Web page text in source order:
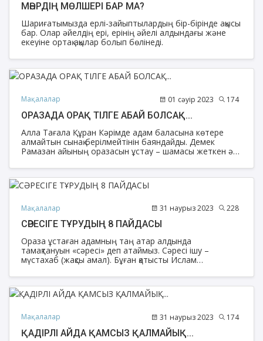
МӘҺРДІҢ МӨЛШЕРІ БАР МА?
Шариғатымызда ерлі-зайыптылардың бір-бірінде ақысы
бар. Олар әйелдің ері, ерінің әйелі алдындағы және
екеуіне ортақ ақылар болып бөлінеді.
Мақалалар 01 сәуір 2023 174
ОРАЗАДА ОРАҚ ТІЛГЕ АБАЙ БОЛСАҚ...
Алла Тағала Құран Кәрімде адам баласына көтере
алмайтын сынақ берілмейтінін баяндайды. Демек
Рамазан айының оразасын ұстау – шамасы жеткен әр
тіршілігіне береке дарып, тәні мен жаны бірдей
шаттанады.
Мақалалар 31 наурыз 2023 228
СӘРЕСІГЕ ТҰРУДЫҢ 8 ПАЙДАСЫ
Ораза ұстаған адамның таң атар алдында
тамақтануын «сәресі» деп атаймыз. Сәресі ішу –
мүстахаб (жақсы амал). Бұған қатысты Ислам
Пайғамбарымыз (оған Алланың салауаты мен сәлемі
болсын) өзінің қасиетті хадистерінің бірінде: «Сәресіге
тұрыңдар, сәресіде берекет бар» деген. Біз осы ретте
жөн көрдік.
Мақалалар 31 наурыз 2023 174
ҚАДІРЛІ АЙДА ҚАМСЫЗ ҚАЛМАЙЫҚ...